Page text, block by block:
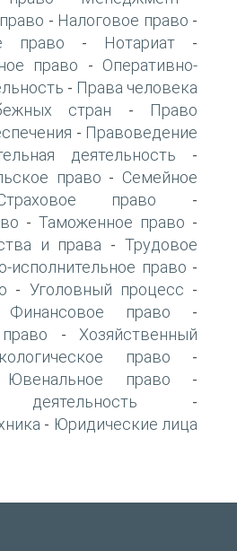
- Налоговое право -
право - Нотариат -
право - Оперативно-
- Права человека
стран -
Право
- Правоведение
деятельность -
право - Семейное
право -
- Таможенное право -
и права -Трудовое
исполнительное право -
- Уголовный процесс -
Финансовое право -
- Хозяйственный
право -
Ювенальное право -
-
- Юридические лица